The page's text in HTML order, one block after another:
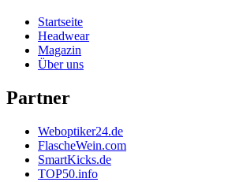
Startseite
Headwear
Magazin
Über uns
Partner
Weboptiker24.de
FlascheWein.com
SmartKicks.de
TOP50.info